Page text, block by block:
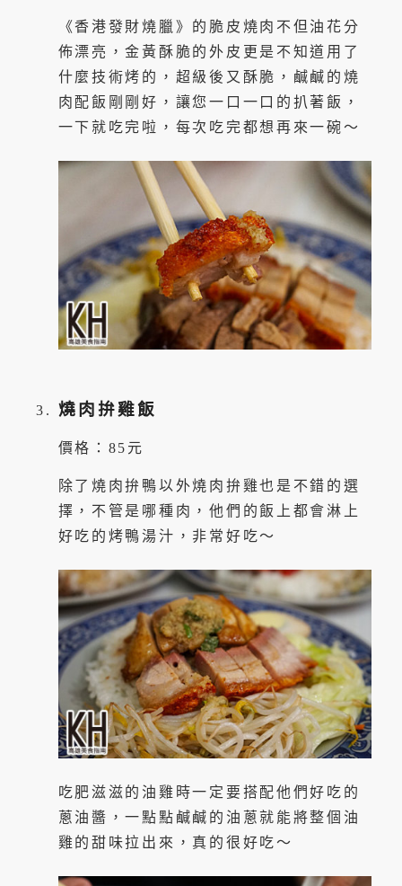
《香港發財燒臘》的脆皮燒肉不但油花分
佈漂亮，金黃酥脆的外皮更是不知道用了
什麼技術烤的，超級後又酥脆，鹹鹹的燒
肉配飯剛剛好，讓您一口一口的扒著飯，
一下就吃完啦，每次吃完都想再來一碗～
燒肉拚雞飯
價格：85元
除了燒肉拚鴨以外燒肉拚雞也是不錯的選
擇，不管是哪種肉，他們的飯上都會淋上
好吃的烤鴨湯汁，非常好吃～
吃肥滋滋的油雞時一定要搭配他們好吃的
蔥油醬，一點點鹹鹹的油蔥就能將整個油
雞的甜味拉出來，真的很好吃～